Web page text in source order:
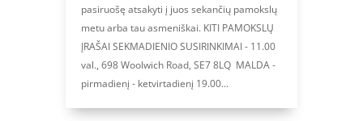
pasiruošę atsakyti į juos sekančių pamokslų
metu arba tau asmeniškai. KITI PAMOKSLŲ
ĮRAŠAI SEKMADIENIO SUSIRINKIMAI - 11.00
val., 698 Woolwich Road, SE7 8LQ MALDA -
pirmadienį - ketvirtadienį 19.00...